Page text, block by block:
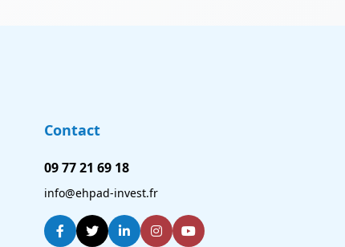
Contact
09 77 21 69 18
info@ehpad-invest.fr